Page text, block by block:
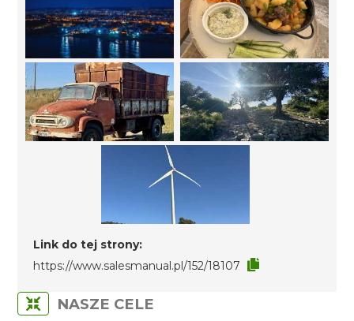
Link do tej strony:
https://www.salesmanual.pl/152/18107
NASZE CELE